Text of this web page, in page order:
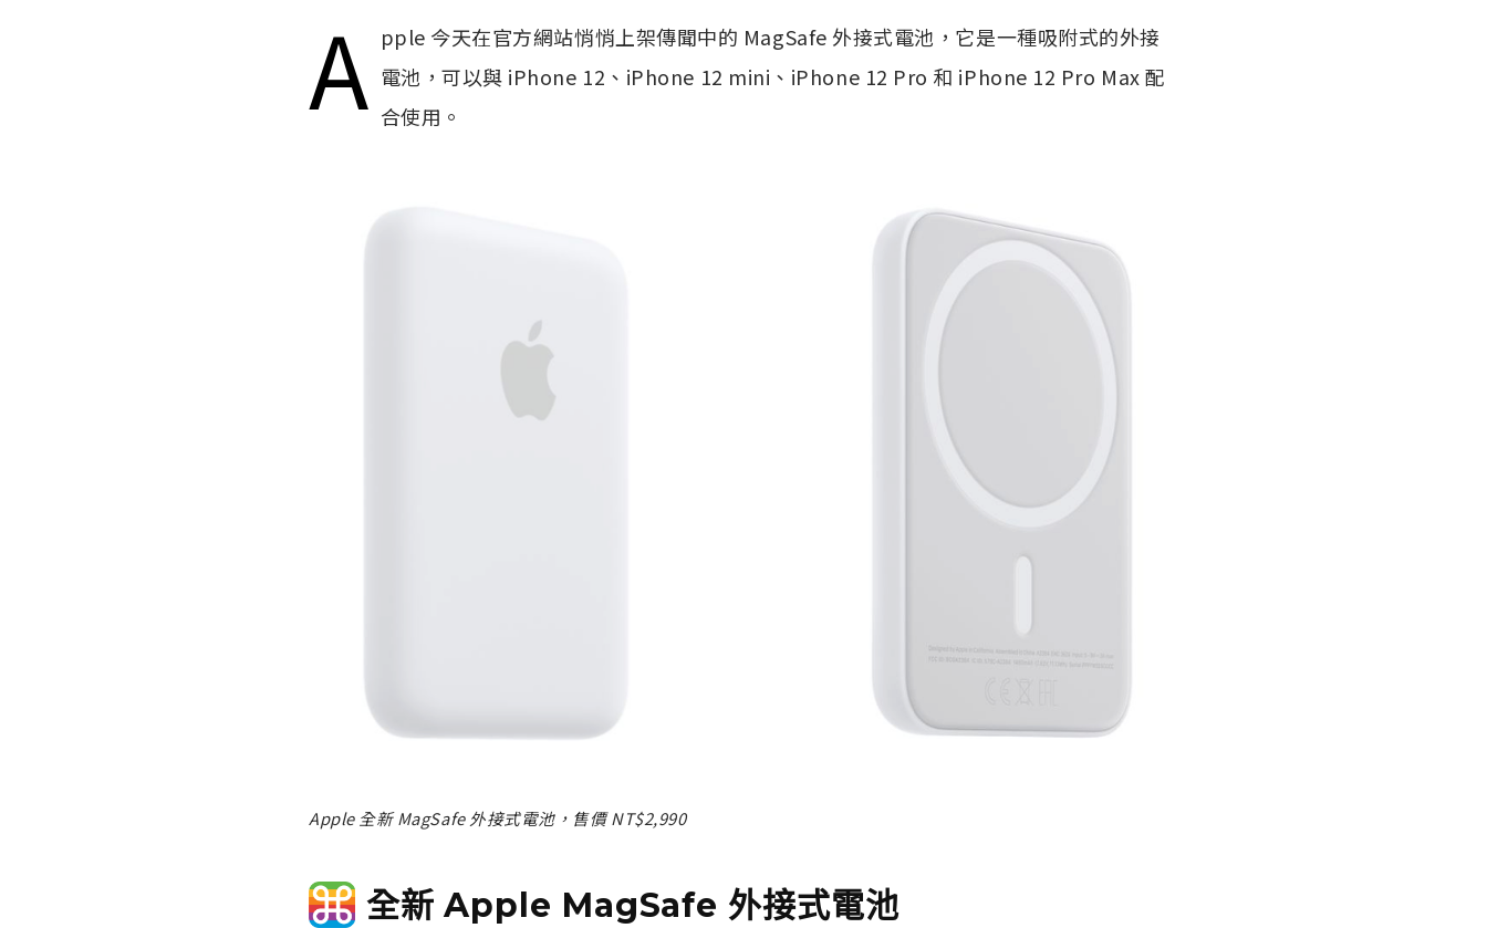
A pple 今天在官方網站悄悄上架傳聞中的 MagSafe 外接式電池，它是一種吸附式的外接
電池，可以與 iPhone 12、iPhone 12 mini、iPhone 12 Pro 和 iPhone 12 Pro Max 配
合使用。
Apple 全新 MagSafe 外接式電池，售價 NT$2,990
全新 Apple MagSafe 外接式電池